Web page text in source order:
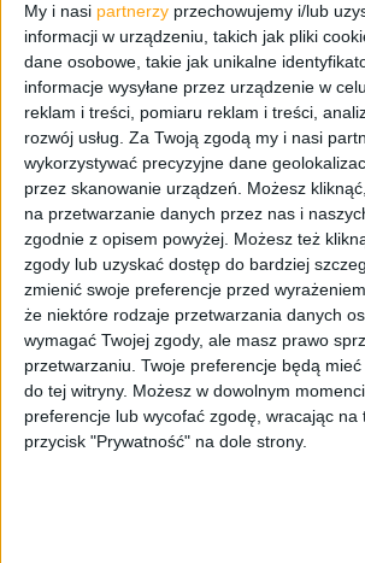
My i nasi partnerzy przechowujemy i/lub
informacji w urządzeniu, takich jak pliki
dane osobowe, takie jak unikalne
informacje wysyłane przez urządzenie w
reklam i treści, pomiaru reklam i treści,
rozwój usług. Za Twoją zgodą my i nasi
wykorzystywać precyzyjne dane
przez skanowanie urządzeń. Możesz
na przetwarzanie danych przez nas i
zgodnie z opisem powyżej. Możesz też
zgody lub uzyskać dostęp do bardziej
zmienić swoje preferencje przed
że niektóre rodzaje przetwarzania danych
wymagać Twojej zgody, ale masz prawo
przetwarzaniu. Twoje preferencje będą
do tej witryny. Możesz w dowolnym
preferencje lub wycofać zgodę, wracając na
przycisk "Prywatność" na dole strony.
Informacje Smartfony
Kup nowy smartfon
nawet 300 dolarów za stary